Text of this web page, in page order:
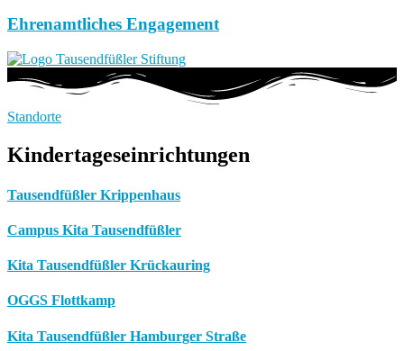
Ehrenamtliches Engagement
Standorte
Kindertageseinrichtungen
Tausendfüßler Krippenhaus
Campus Kita Tausendfüßler
Kita Tausendfüßler Krückauring
OGGS Flottkamp
Kita Tausendfüßler Hamburger Straße